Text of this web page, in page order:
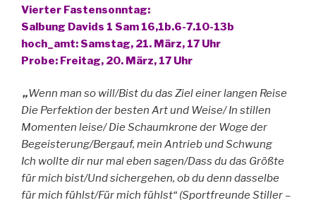
Vierter Fastensonntag:
Salbung Davids 1 Sam 16,1b.6-7.10-13b
hoch_amt: Samstag, 21. März, 17 Uhr
Probe: Freitag, 20. März, 17 Uhr
„Wenn man so will/Bist du das Ziel einer langen Reise
Die Perfektion der besten Art und Weise/ In stillen
Momenten leise/ Die Schaumkrone der Woge der
Begeisterung/Bergauf, mein Antrieb und Schwung
Ich wollte dir nur mal eben sagen/Dass du das Größte
für mich bist/Und sichergehen, ob du denn dasselbe
für mich fühlst/Für mich fühlst“ (Sportfreunde Stiller –